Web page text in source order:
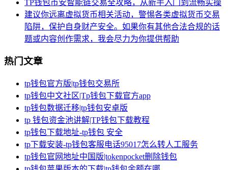
TP钱包币安智能链交易全攻略，从新手入门到流畅实操
建议你远离虚拟货币相关活动，警惕各类虚拟货币交易
陷阱，保护自身财产安全。如果你有其他合法合规的话
题或内容创作需求，我会尽力为你提供帮助
热门文章
tp钱包官方版|tp钱包交易所
tp钱包中文社区|Tp钱包下载官方app
tp钱包数据迁移|tp钱包安卓版
tp 钱包资金池讲解|TP钱包下载教程
tp钱包下载地址-tp钱包 安全
tp下载安装-tp钱包客服电话95017怎么转人工服务
tp钱包官网地址中国版|tokenpocket删除钱包